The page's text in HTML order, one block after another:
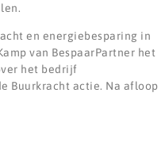
en energiebesparing in
van BespaarPartner het
het bedrijf
Buurkracht actie. Na afloop